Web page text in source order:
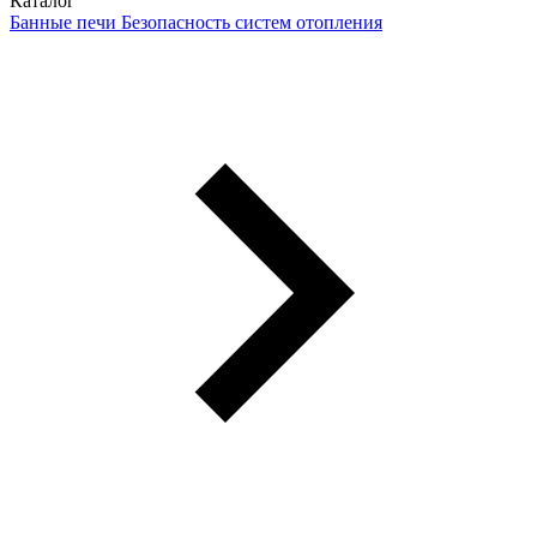
Банные печи Безопасность систем отопления